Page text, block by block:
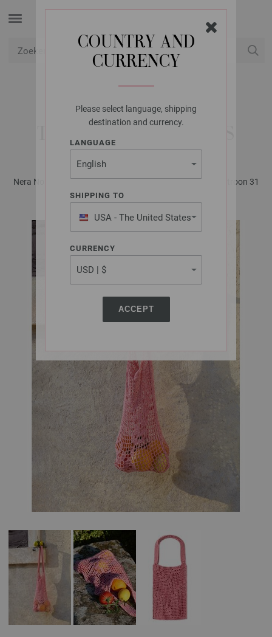
COUNTRY AND
CURRENCY
Please select language, shipping
destination and currency.
LANGUAGE
SHIPPING TO
USA - The United States
of America
CURRENCY
ACCEPT
LANA GROSSA
TAS FILO PAILLETTES
Nera No. 2 - Tijdschrift (DE) + Breibeschrijvingen (NL) | Patroon 31